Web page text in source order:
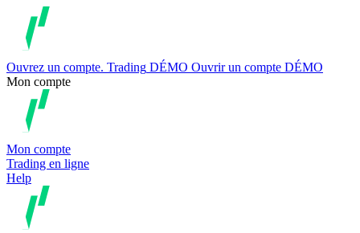
Ouvrez un compte. Trading DÉMO Ouvrir un compte DÉMO
Mon compte
Mon compte
Trading en ligne
Help